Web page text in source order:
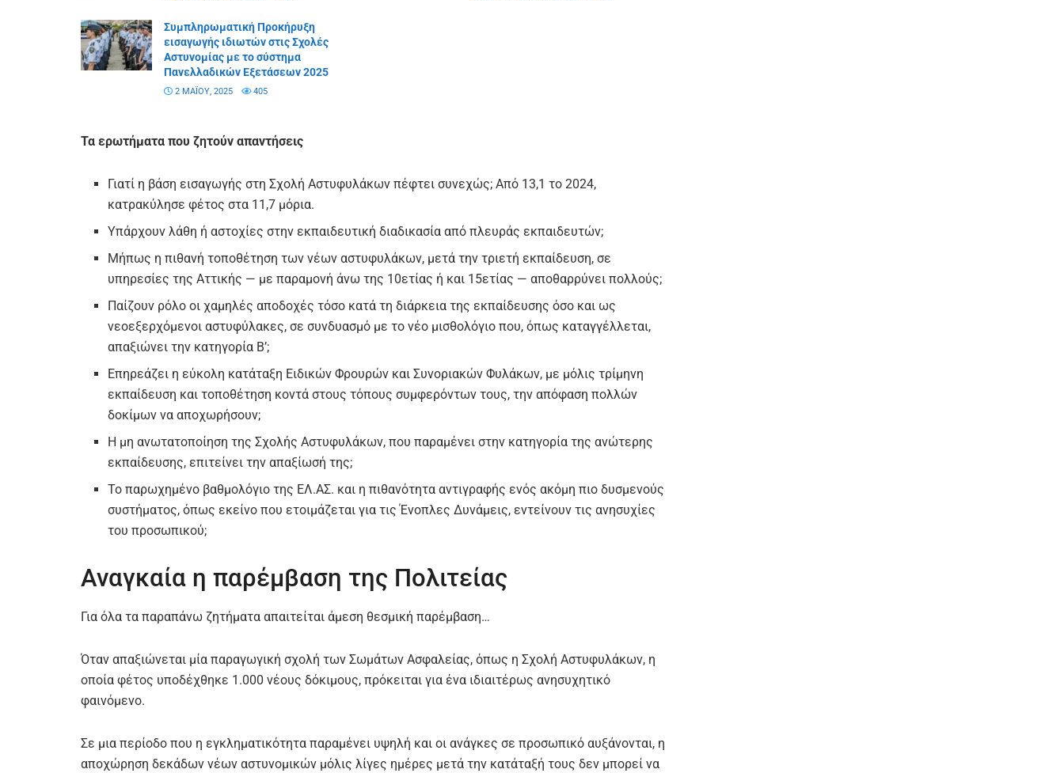
Συμπληρωματική Προκήρυξη
εισαγωγής ιδιωτών στις Σχολές
Αστυνομίας με το σύστημα
Πανελλαδικών Εξετάσεων 2025
2 ΜΑΪ́ΟΥ, 2025 405
Τα ερωτήματα που ζητούν απαντήσεις
Γιατί η βάση εισαγωγής στη Σχολή Αστυφυλάκων πέφτει συνεχώς; Από 13,1 το 2024,
κατρακύλησε φέτος στα 11,7 μόρια.
Υπάρχουν λάθη ή αστοχίες στην εκπαιδευτική διαδικασία από πλευράς εκπαιδευτών;
Μήπως η πιθανή τοποθέτηση των νέων αστυφυλάκων, μετά την τριετή εκπαίδευση, σε
υπηρεσίες της Αττικής — με παραμονή άνω της 10ετίας ή και 15ετίας — αποθαρρύνει πολλούς;
Παίζουν ρόλο οι χαμηλές αποδοχές τόσο κατά τη διάρκεια της εκπαίδευσης όσο και ως
νεοεξερχόμενοι αστυφύλακες, σε συνδυασμό με το νέο μισθολόγιο που, όπως καταγγέλλεται,
απαξιώνει την κατηγορία Β’;
Επηρεάζει η εύκολη κατάταξη Ειδικών Φρουρών και Συνοριακών Φυλάκων, με μόλις τρίμηνη
εκπαίδευση και τοποθέτηση κοντά στους τόπους συμφερόντων τους, την απόφαση πολλών
δοκίμων να αποχωρήσουν;
Η μη ανωτατοποίηση της Σχολής Αστυφυλάκων, που παραμένει στην κατηγορία της ανώτερης
εκπαίδευσης, επιτείνει την απαξίωσή της;
Το παρωχημένο βαθμολόγιο της ΕΛ.ΑΣ. και η πιθανότητα αντιγραφής ενός ακόμη πιο δυσμενούς
συστήματος, όπως εκείνο που ετοιμάζεται για τις Ένοπλες Δυνάμεις, εντείνουν τις ανησυχίες
του προσωπικού;
Αναγκαία η παρέμβαση της Πολιτείας
Για όλα τα παραπάνω ζητήματα απαιτείται άμεση θεσμική παρέμβαση…
Όταν απαξιώνεται μία παραγωγική σχολή των Σωμάτων Ασφαλείας, όπως η Σχολή Αστυφυλάκων, η
οποία φέτος υποδέχθηκε 1.000 νέους δόκιμους, πρόκειται για ένα ιδιαιτέρως ανησυχητικό
φαινόμενο.
Σε μια περίοδο που η εγκληματικότητα παραμένει υψηλή και οι ανάγκες σε προσωπικό αυξάνονται, η
αποχώρηση δεκάδων νέων αστυνομικών μόλις λίγες ημέρες μετά την κατάταξή τους δεν μπορεί να